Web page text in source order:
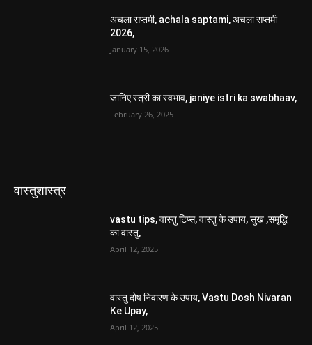
अचला सप्तमी, achala saptami, अचला सप्तमी
2026,
January 15, 2026
जानिए स्त्री का स्वभाव, janiye istri ka swabhaav,
February 26, 2025
वास्तुशास्त्र
vastu tips, वास्तु टिप्स, वास्तु के उपाय, सुख ,समृद्धि
का वास्तु,
April 12, 2025
वास्तु दोष निवारण के उपाय, Vastu Dosh Nivaran
Ke Upay,
April 12, 2025